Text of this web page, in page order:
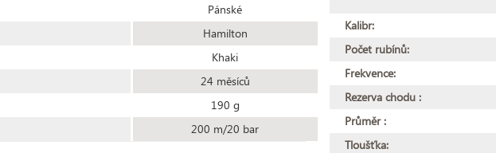
Pánské
Hamilton
Khaki
24 měsíců
190 g
200 m/20 bar
Kalibr:
Počet rubínů:
Frekvence:
Rezerva chodu :
Průměr :
Tloušťka: